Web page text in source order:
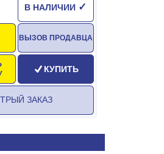
В НАЛИЧИИ ✓
ВЫЗОВ ПРОДАВЦА
КУПИТЬ
ЗАКАЗ